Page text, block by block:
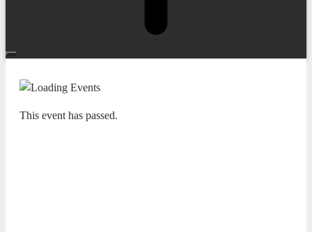
This event has passed.